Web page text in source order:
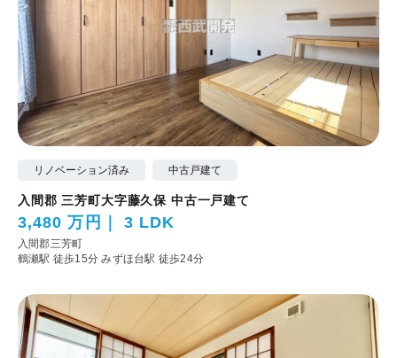
リノベーション済み 中古戸建て
入間郡 三芳町大字藤久保 中古一戸建て
3,480 万円 3 LDK
入間郡三芳町
鶴瀬駅 徒歩15分みずほ台駅 徒歩24分